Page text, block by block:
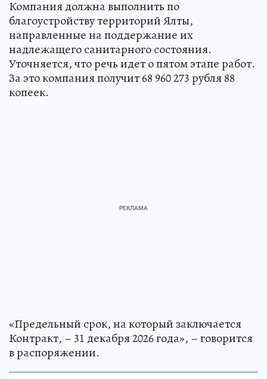
Компания должна выполнить по
благоустройству территорий Ялты,
направленные на поддержание их
надлежащего санитарного состояния.
Уточняется, что речь идет о пятом этапе работ.
За это компания получит 68 960 273 рубля 88
копеек.
«Предельный срок, на который заключается
Контракт, – 31 декабря 2026 года», – говорится
в распоряжении.